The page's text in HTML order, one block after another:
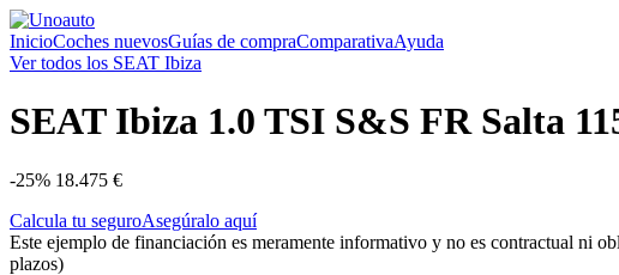
InicioCoches nuevosGuías de compraComparativaAyuda
Ver todos los SEAT Ibiza
SEAT Ibiza 1.0 TSI S&S FR Salta
-25% 18.475 €
Calcula tu seguroAsegúralo aquí
Este ejemplo de financiación es meramente informativo y no es contractual ni
plazos)